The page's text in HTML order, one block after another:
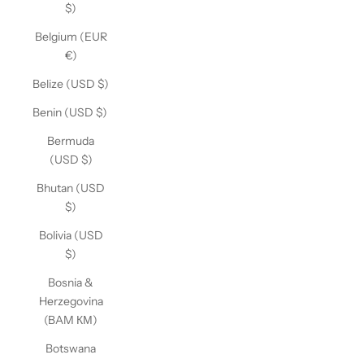
$)
Belgium (EUR
€)
Belize (USD $)
Benin (USD $)
Bermuda
(USD $)
Bhutan (USD
$)
Bolivia (USD
$)
Bosnia &
Herzegovina
(BAM КМ)
Botswana